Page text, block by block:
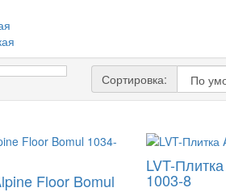
Сортировка:
Floor Bomul
LVT-
1003-8